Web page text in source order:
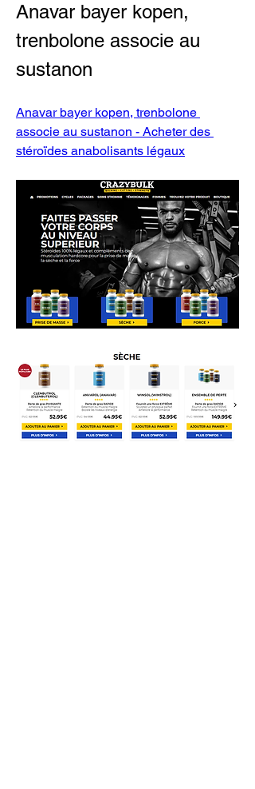
Anavar bayer kopen,
trenbolone associe au
sustanon
Anavar bayer kopen, trenbolone
associe au sustanon - Acheter des
stéroïdes anabolisants légaux